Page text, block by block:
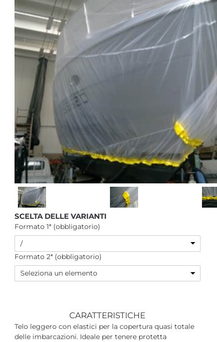
SCELTA DELLE VARIANTI
Formato 1* (obbligatorio)
/
Formato 2* (obbligatorio)
Seleziona un elemento
CARATTERISTICHE
Telo leggero con elastici per la copertura quasi totale
delle imbarcazioni. Ideale per tenere protetta